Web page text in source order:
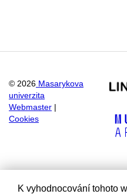
© 2026 Masarykova
univerzita
Webmaster
Cookies
K vyhodnocování tohoto